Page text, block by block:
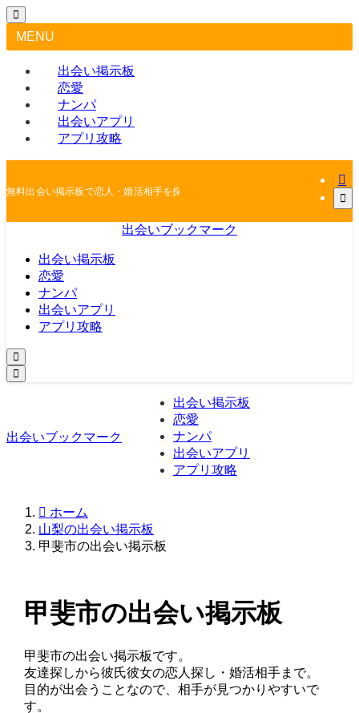
MENU
出会い掲示板
恋愛
ナンパ
出会いアプリ
アプリ攻略
無料出会い掲示板で恋人・婚活相手を探しちゃおう
出会いブックマーク
出会い掲示板
恋愛
ナンパ
出会いアプリ
アプリ攻略
出会いブックマーク
出会い掲示板
恋愛
ナンパ
出会いアプリ
アプリ攻略
ホーム
山梨の出会い掲示板
甲斐市の出会い掲示板
甲斐市の出会い掲示板
甲斐市の出会い掲示板です。
友達探しから彼氏彼女の恋人探し・婚活相手まで。
目的が出会うことなので、相手が見つかりやすいで
す。